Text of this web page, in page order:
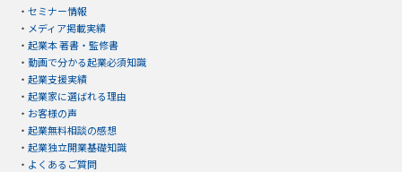
・ セミナー情報
・ メディア掲載実績
・ 起業本 著書・監修書
・ 動画で分かる起業必須知識
・ 起業支援実績
・ 起業家に選ばれる理由
・ お客様の声
・ 起業無料相談の感想
・ 起業独立開業基礎知識
・ よくあるご質問